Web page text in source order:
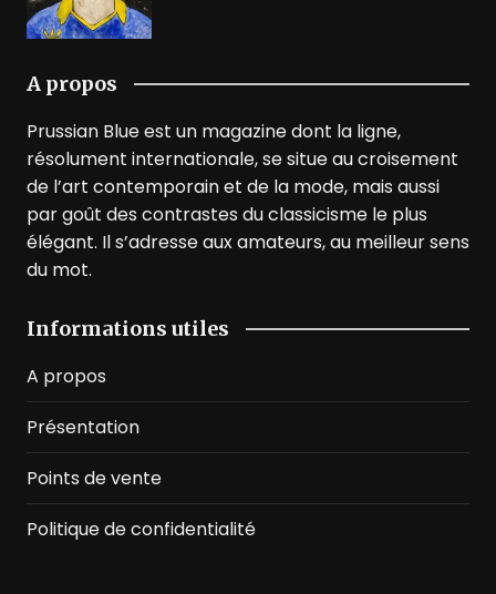
A propos
Prussian Blue est un magazine dont la ligne,
résolument internationale, se situe au croisement
de l’art contemporain et de la mode, mais aussi
par goût des contrastes du classicisme le plus
élégant. Il s’adresse aux amateurs, au meilleur sens
du mot.
Informations utiles
A propos
Présentation
Points de vente
Politique de confidentialité